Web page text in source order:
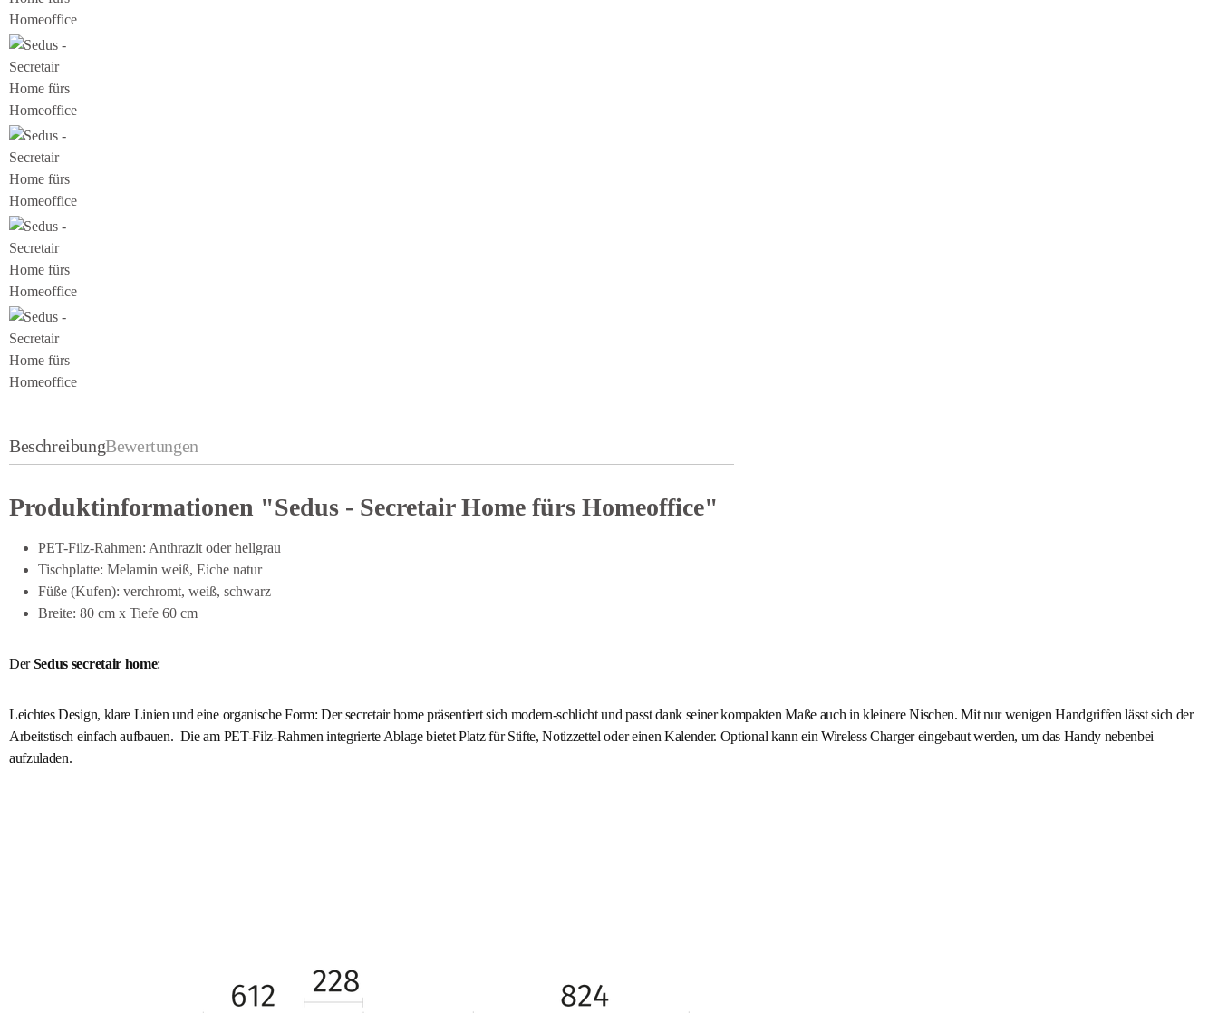
BeschreibungBewertungen
Produktinformationen "Sedus - Secretair Home fürs Homeoffice"
PET-Filz-Rahmen: Anthrazit oder hellgrau
Tischplatte: Melamin weiß, Eiche natur
Füße (Kufen): verchromt, weiß, schwarz
Breite: 80 cm x Tiefe 60 cm
DerSedus secretair home:
Leichtes Design, klare Linien und eine organische Form: Der secretair home präsentiert sich modern-schlicht und passt dank seiner kompakten Maße auch in kleinere Nischen. Mit nur wenigen Handgriffen lässt sich der
Arbeitstisch einfach aufbauen. Die am PET-Filz-Rahmen integrierte Ablage bietet Platz für Stifte, Notizzettel oder einen Kalender. Optional kann ein Wireless Charger eingebaut werden, um das Handy nebenbei
aufzuladen.